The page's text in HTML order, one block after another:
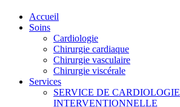
Accueil
Soins
Cardiologie
Chirurgie cardiaque
Chirurgie vasculaire
Chirurgie viscérale
Services
SERVICE DE CARDIOLOGIE
INTERVENTIONNELLE